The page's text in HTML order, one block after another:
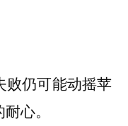
败仍可能动摇苹
心。